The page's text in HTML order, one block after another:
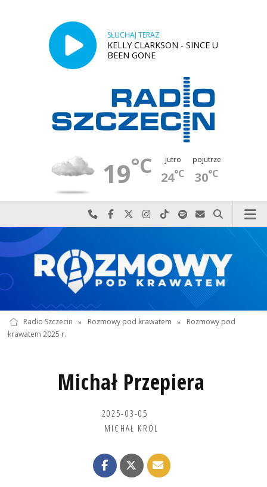
SŁUCHAJ TERAZ
KELLY CLARKSON - SINCE U
BEEN GONE
19°C jutro
24°C
pojutrze
30°C
Najlepiej po prostu do nas zadzwoń
Odwiedź nas na Facebook-u
Odwiedź nas na X
Odwiedź nas na Instagram-ie
Odwiedź nas na TikTok-u
Szukaj nas na Spotify
Wyślij do nas
Szukaj
Radio Szczecin » Rozmowy pod krawatem »
Rozmowy pod
krawatem 2025 r.
Michał Przepiera
2025-03-05
MICHAŁ KRÓL